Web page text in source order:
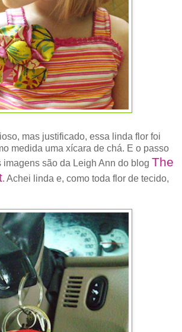
mas justificado, essa linda flor foi
medida uma xícara de chá. E o passo
imagens são da Leigh Ann do blog The
. Achei linda e, como toda flor de tecido,